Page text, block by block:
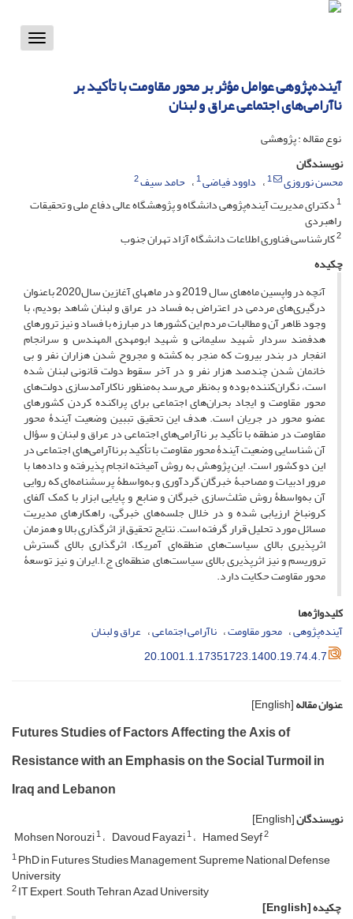
Toggle
آینده‌پژوهی عوامل مؤثر بر محور مقاومت با تأکید بر
ناآرامی‌های اجتماعی عراق و لبنان
نوع مقاله : پژوهشی
نویسندگان
محسن نوروزی
1 داوود فیاضی1 حامد سیف2
1دکترای مدیریت آینده‌پژوهی دانشگاه و پژوهشگاه عالی دفاع ملی و تحقیقات
راهبردی
2کارشناسی فناوری اطلاعات دانشگاه آزاد تهران جنوب
چکیده
آنچه در واپسین ماه­‌های سال 2019 و در ماه­های آغازین سال2020 باعنوان
درگیری‌­های مردمی در اعتراض به فساد در عراق و لبنان شاهد بودیم، با
وجود ظاهر آن و مطالبات مردم این کشورها در مبارزه با فساد و نیز ترورهای
هدفمند سردار شهید سلیمانی و شهید ابومهدی المهندس و سرانجام
انفجار در بندر بیروت که منجر به کشته و مجروح شدن هزاران نفر و بی­‌
خانمان شدن چندصد هزار نفر و در آخر سقوط دولت قانونی لبنان شده
است، نگران­‌کننده بوده و به­‌نظر می‌­رسد به‌­منظور ناکارآمدسازی دولت­‌های
محور مقاومت و ایجاد بحران‌­های اجتماعی برای پراکنده کردن کشورهای
عضو محور در جریان است. هدف این تحقیق تببین وضعیت آیندۀ محور
مقاومت در منطقه با تأکید بر ناآرامی‌­های اجتماعی در عراق و لبنان و سؤال
آن شناسایی وضعیت آیندۀ محور مقاومت با تأکید برناآرامی­‌های اجتماعی در
این دو کشور است. این پژوهش به روش آمیخته انجام پذیرفته و داده‌­ها با
مرور ادبیات و مصاحبۀ خبرگان گردآوری و به‌­واسطۀ پرسشنامه‌­ای که روایی
آن به­‌واسطۀ روش مثلث­‌سازی خبرگان و منابع و پایایی ابزار با کمک آلفای
کرونباخ ارزیابی شده و در خلال جلسه‌­های خبرگی، راهکارهای مدیریت
مسائل مورد تحلیل قرار گرفته است. نتایج تحقیق از اثرگذاری بالا و همزمان
اثرپذیری بالای سیاست‌های منطقه‌­ای آمریکا، اثرگذاری بالای گسترش
تروریسم و نیز اثرپذیری بالای سیاست‌­های منطقه‌­ای ج.ا.ایران و نیز توسعۀ
محور مقاومت حکایت دارد.
کلیدواژه‌ها
آینده‌پژوهی محور مقاومت ناآرامی اجتماعی عراق و لبنان
20.1001.1.17351723.1400.19.74.4.7
عنوان مقاله[English]
Futures Studies of Factors Affecting the Axis of
Resistance with an Emphasis on the Social Turmoil in
Iraq and Lebanon
نویسندگان[English]
Mohsen Norouzi1 Davoud Fayazi1 Hamed Seyf2
1PhD in Futures Studies Management, Supreme National Defense
University
2IT Expert , South Tehran Azad University
چکیده[English]